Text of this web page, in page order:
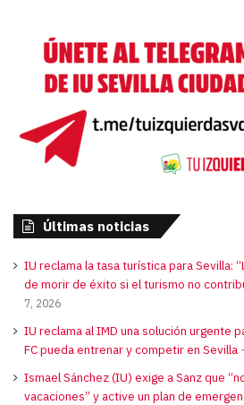
Últimas noticias
IU reclama la tasa turística para Sevilla:
de morir de éxito si el turismo no
7, 2026
IU reclama al IMD una solución urgente
FC pueda entrenar y competir en Sevilla
Ismael Sánchez (IU) exige a Sanz que
vacaciones” y active un plan de